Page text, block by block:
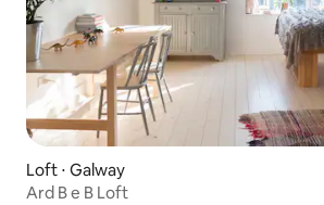
Loft ⋅ Galway
Ard B e B Loft